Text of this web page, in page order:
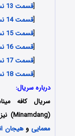
[قسمت 13 نسخه 1080p
[قسمت 14 نسخه 1080p
[قسمت 15 نسخه 1080p
[قسمت 16 نسخه 1080p
[قسمت 17 نسخه 1080p
[قسمت 18 نسخه 1080p
درباره سریال:
سریال کافه
(Minamdang) نیز شناخته می‌شود، یک مجموعه
معمایی وهیجان